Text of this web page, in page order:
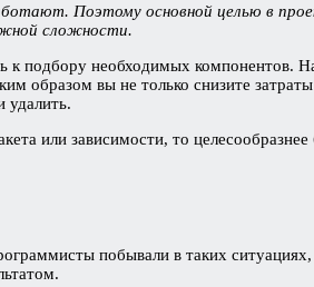
Поэтому основной целью в
сложности.
к подбору необходимых компонентов.
образом вы не только снизите
удалить.
или зависимости, то целесообразнее
побывали в таких ситуациях,